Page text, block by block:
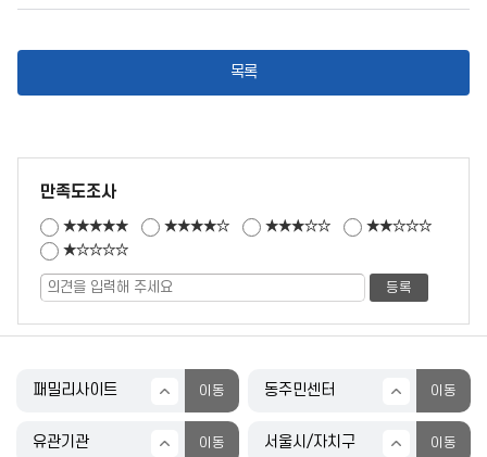
목록
만족도조사
★★★★★ ★★★★☆ ★★★☆☆
★★☆☆☆
★☆☆☆☆